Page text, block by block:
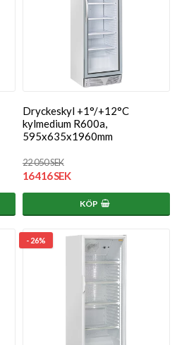
Dryckeskyl +1°/+12°C
kylmedium R600a,
595x635x1960mm
22 050 SEK
16 416 SEK
KÖP
- 26%